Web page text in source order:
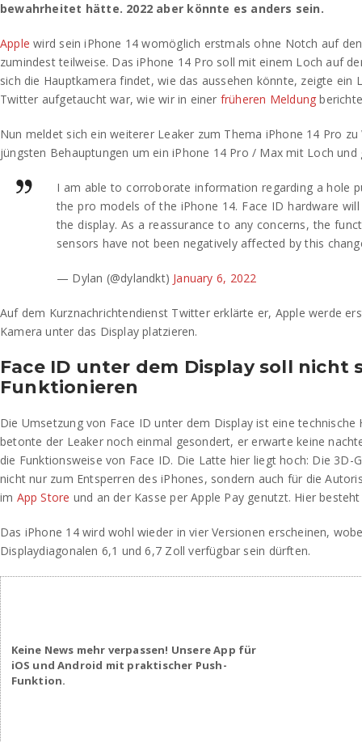
bewahrheitet hätte. 2022 aber könnte es anders sein.
Apple wird sein iPhone 14 womöglich erstmals ohne Notch auf
zumindest teilweise. Das iPhone 14 Pro soll mit einem Loch auf
sich die Hauptkamera findet, wie das aussehen könnte, zeigte ein
Twitter aufgetaucht war, wie wir in einer früheren Meldung
Nun meldet sich ein weiterer Leaker zum Thema iPhone 14 Pro
jüngsten Behauptungen um ein iPhone 14 Pro / Max mit Loch
I am able to corroborate information regarding a hole
the pro models of the iPhone 14. Face ID hardware
the display. As a reassurance to any concerns, the
sensors have not been negatively affected by this
— Dylan (@dylandkt) January 6, 2022
Auf dem Kurznachrichtendienst Twitter erklärte er, Apple werde
Kamera unter das Display platzieren.
Face ID unter dem Display soll nicht
Funktionieren
Die Umsetzung von Face ID unter dem Display ist eine technische
betonte der Leaker noch einmal gesondert, er erwarte keine
die Funktionsweise von Face ID. Die Latte hier liegt hoch: Die 3D-
nicht nur zum Entsperren des iPhones, sondern auch für die
im App Store und an der Kasse per Apple Pay genutzt. Hier
Das iPhone 14 wird wohl wieder in vier Versionen erscheinen,
Displaydiagonalen 6,1 und 6,7 Zoll verfügbar sein dürften.
Keine News mehr verpassen! Unsere App für
iOS und Android mit praktischer Push-
Funktion.